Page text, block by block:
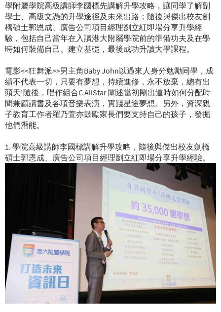
學附屬學院高級講師李國標先講解升學攻略，讓同學了解副
學士、高級文憑的升學途徑及未來出路；隨後與傑出校友劍
橋碩士郭恩成、廣告公司項目經理劉立紅即場分享升學經
驗，包括自己當年在入讀港大附屬學院前的準備功夫及在學
時如何裝備自己、建立基礎，最後成功升讀大學課程。
電影<<狂舞派>>男主角Baby John以過來人身分勉勵同學，成
績不代表一切，只要有夢想，持續進修，永不放棄，總有出
頭天!隨後，唱作組合C AllStar 闡述當初剛出道時如何分配時
間兼顧讀書及各項音樂表演，實踐星途夢想。另外，資深親
子教育工作者羅乃萱亦鼓勵家長們要支持自己的孩子，發掘
他們潛能。
1. 學院高級講師李國標講解升學攻略，隨後與傑出校友劍橋
碩士郭恩成、廣告公司項目經理劉立紅即場分享升學經驗。